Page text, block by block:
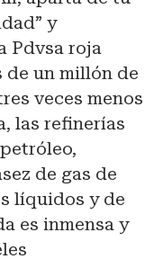
y
Pdvsa roja
de un millón de
veces menos
las refinerías
de gas de
líquidos y de
es inmensa y